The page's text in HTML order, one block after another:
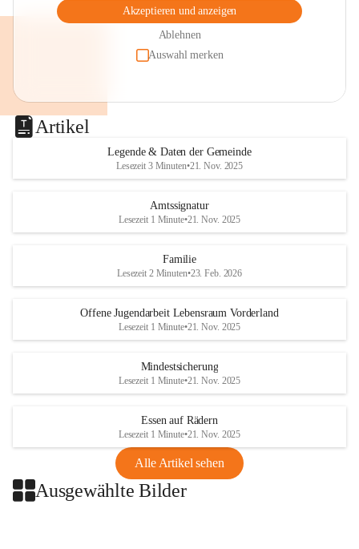
Akzeptieren und anzeigen
Ablehnen
Auswahl merken
Artikel
Legende & Daten der Gemeinde
Lesezeit 3 Minuten•21. Nov. 2025
Amtssignatur
Lesezeit 1 Minute•21. Nov. 2025
Familie
Lesezeit 2 Minuten•23. Feb. 2026
Offene Jugendarbeit Lebensraum Vorderland
Lesezeit 1 Minute•21. Nov. 2025
Mindestsicherung
Lesezeit 1 Minute•21. Nov. 2025
Essen auf Rädern
Lesezeit 1 Minute•21. Nov. 2025
Alle Artikel sehen
Ausgewählte Bilder